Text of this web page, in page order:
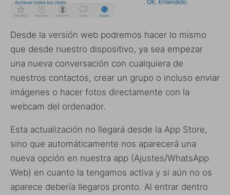
Desde la versión web podremos hacer lo mismo
que desde nuestro dispositivo, ya sea empezar
una nueva conversación con cualquiera de
nuestros contactos, crear un grupo o incluso enviar
imágenes o hacer fotos directamente con la
webcam del ordenador.
Esta actualización no llegará desde la App Store,
sino que automáticamente nos aparecerá una
nueva opción en nuestra app (Ajustes/WhatsApp
Web) en cuanto la tengamos activa y si aún no os
aparece debería llegaros pronto. Al entrar dentro